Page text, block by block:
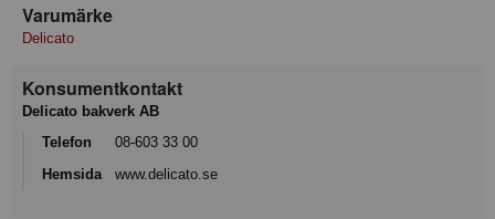
Varumärke
Delicato
Konsumentkontakt
Delicato bakverk AB
Telefon
08-603 33 00
Hemsida
www.delicato.se